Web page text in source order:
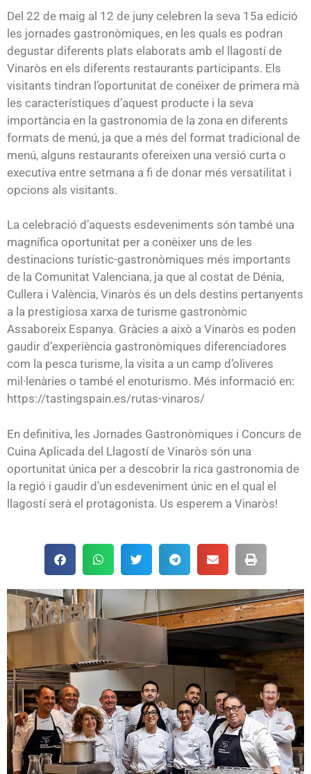
Del 22 de maig al 12 de juny celebren la seva 15a edició
les jornades gastronòmiques, en les quals es podran
degustar diferents plats elaborats amb el llagostí de
Vinaròs en els diferents restaurants participants. Els
visitants tindran l’oportunitat de conéixer de primera mà
les característiques d’aquest producte i la seva
importància en la gastronomia de la zona en diferents
formats de menú, ja que a més del format tradicional de
menú, alguns restaurants ofereixen una versió curta o
executiva entre setmana a fi de donar més versatilitat i
opcions als visitants.
La celebració d’aquests esdeveniments són també una
magnífica oportunitat per a conèixer uns de les
destinacions turístic-gastronòmiques més importants
de la Comunitat Valenciana, ja que al costat de Dénia,
Cullera i València, Vinaròs és un dels destins pertanyents
a la prestigiosa xarxa de turisme gastronòmic
Assaboreix Espanya. Gràcies a això a Vinaròs es poden
gaudir d’experiència gastronòmiques diferenciadores
com la pesca turisme, la visita a un camp d’oliveres
mil·lenàries o també el enoturismo. Més informació en:
https://tastingspain.es/rutas-vinaros/
En definitiva, les Jornades Gastronòmiques i Concurs de
Cuina Aplicada del Llagostí de Vinaròs són una
oportunitat única per a descobrir la rica gastronomia de
la regió i gaudir d’un esdeveniment únic en el qual el
llagostí serà el protagonista. Us esperem a Vinaròs!